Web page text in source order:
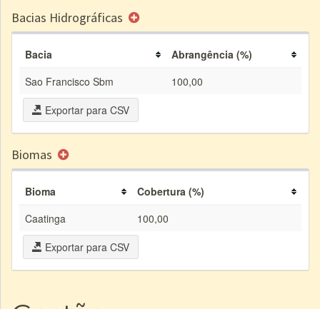
Bacias Hidrográficas
Bacia
Abrangência (%)
Sao Francisco Sbm
100,00
Exportar para CSV
Biomas
Bioma
Cobertura (%)
Caatinga
100,00
Exportar para CSV